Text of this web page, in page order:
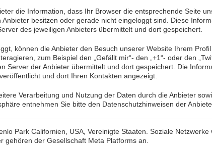
die Information, dass Ihr Browser die entsprechende Seite
besitzen oder gerade nicht eingeloggt sind. Diese
des jeweiligen Anbieters übermittelt und dort gespeichert.
können die Anbieter den Besuch unserer Website Ihrem
zum Beispiel den „Gefällt mir“- den „+1“- oder den
Server der Anbieter übermittelt und dort gespeichert. Die
und dort Ihren Kontakten angezeigt.
Verarbeitung und Nutzung der Daten durch die Anbieter
entnehmen Sie bitte den Datenschutzhinweisen der
Park Californien, USA, Vereinigte Staaten. Soziale Netzwerke
der Gesellschaft Meta Platforms an.